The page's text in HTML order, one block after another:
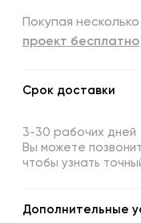
Покупая
проект бесплатно
Срок доставки
3-30 рабочих дней
Вы можете
чтобы узнать
Дополнительные